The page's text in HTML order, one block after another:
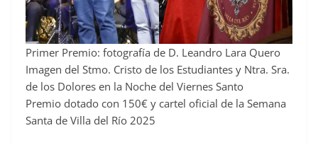
Primer Premio: fotografía de D. Leandro Lara Quero
Imagen del Stmo. Cristo de los Estudiantes y Ntra. Sra.
de los Dolores en la Noche del Viernes Santo
Premio dotado con 150€ y cartel oficial de la Semana
Santa de Villa del Río 2025